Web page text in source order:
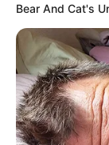
Bear And Cat's